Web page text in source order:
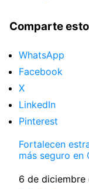
Comparte
WhatsApp
Facebook
X
LinkedIn
Pinterest
Fortalecen
más seguro en
Fecha
6 de diciembre